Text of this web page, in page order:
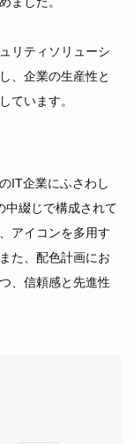
リティソリューシ
、企業の生産性と
ています。
IT企業にふさわし
中綴じで構成されて
アイコンを多用す
た、配色計画にお
、信頼感と先進性